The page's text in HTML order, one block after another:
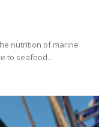
nutrition of marine
to seafood...